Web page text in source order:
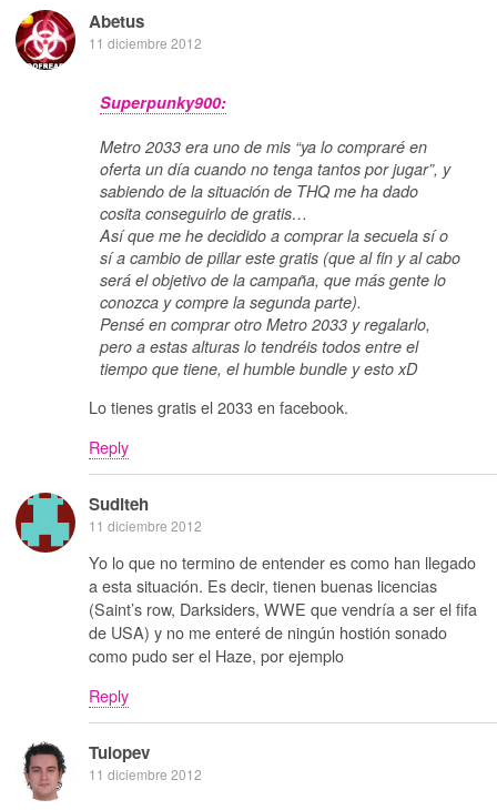
Abetus
11 diciembre 2012
Superpunky900:
Metro 2033 era uno de mis “ya lo compraré en
oferta un día cuando no tenga tantos por jugar”, y
sabiendo de la situación de THQ me ha dado
cosita conseguirlo de gratis…
Así que me he decidido a comprar la secuela sí o
sí a cambio de pillar este gratis (que al fin y al cabo
será el objetivo de la campaña, que más gente lo
conozca y compre la segunda parte).
Pensé en comprar otro Metro 2033 y regalarlo,
pero a estas alturas lo tendréis todos entre el
tiempo que tiene, el humble bundle y esto xD
Lo tienes gratis el 2033 en facebook.
Reply
Suditeh
11 diciembre 2012
Yo lo que no termino de entender es como han llegado
a esta situación. Es decir, tienen buenas licencias
(Saint’s row, Darksiders, WWE que vendría a ser el fifa
de USA) y no me enteré de ningún hostión sonado
como pudo ser el Haze, por ejemplo
Reply
Tulopev
11 diciembre 2012